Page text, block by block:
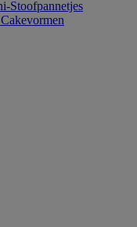
Stoofpannetjes